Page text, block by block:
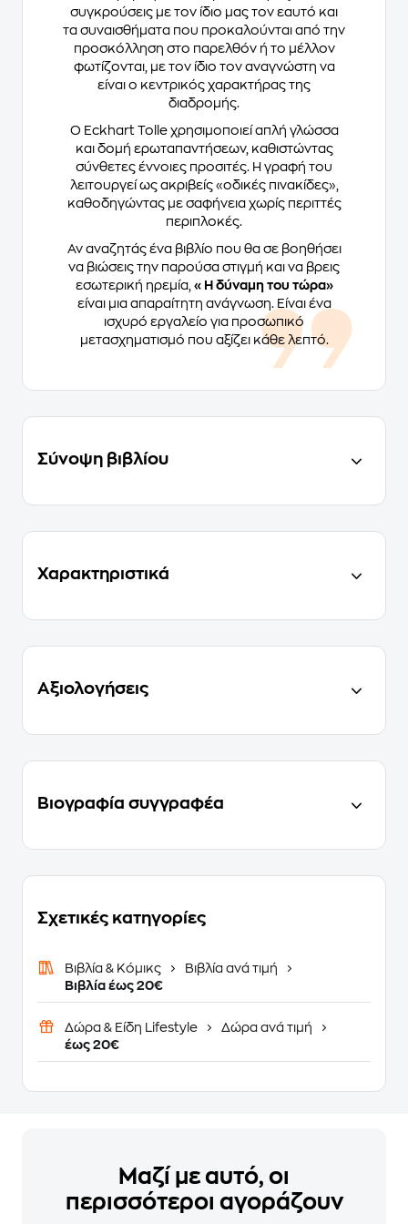
συγκρούσεις με τον ίδιο μας τον εαυτό και
τα συναισθήματα που προκαλούνται από την
προσκόλληση στο παρελθόν ή το μέλλον
φωτίζονται, με τον ίδιο τον αναγνώστη να
είναι ο κεντρικός χαρακτήρας της
διαδρομής.
Ο Eckhart Tolle χρησιμοποιεί απλή γλώσσα
και δομή ερωταπαντήσεων, καθιστώντας
σύνθετες έννοιες προσιτές. Η γραφή του
λειτουργεί ως ακριβείς «οδικές πινακίδες»,
καθοδηγώντας με σαφήνεια χωρίς περιττές
περιπλοκές.
Αν αναζητάς ένα βιβλίο που θα σε βοηθήσει
να βιώσεις την παρούσα στιγμή και να βρεις
εσωτερική ηρεμία, «Η δύναμη του τώρα»
είναι μια απαραίτητη ανάγνωση. Είναι ένα
ισχυρό εργαλείο για προσωπικό
μετασχηματισμό που αξίζει κάθε λεπτό.
Σύνοψη βιβλίου
Χαρακτηριστικά
Αξιολογήσεις
Βιογραφία συγγραφέα
Σχετικές κατηγορίες
Βιβλία & Κόμικς
Βιβλία ανά τιμή
Βιβλία έως 20€
Δώρα & Είδη Lifestyle
Δώρα ανά τιμή
έως 20€
Μαζί με αυτό, οι
περισσότεροι αγοράζουν